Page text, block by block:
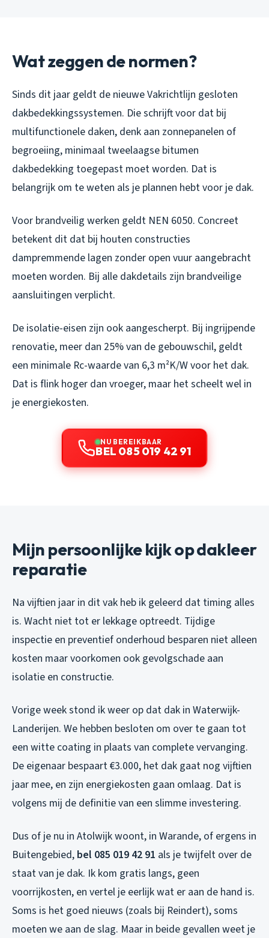
Wat zeggen de normen?
Sinds dit jaar geldt de nieuwe Vakrichtlijn gesloten
dakbedekkingssystemen. Die schrijft voor dat bij
multifunctionele daken, denk aan zonnepanelen of
begroeiing, minimaal tweelaagse bitumen
dakbedekking toegepast moet worden. Dat is
belangrijk om te weten als je plannen hebt voor je dak.
Voor brandveilig werken geldt NEN 6050. Concreet
betekent dit dat bij houten constructies
dampremmende lagen zonder open vuur aangebracht
moeten worden. Bij alle dakdetails zijn brandveilige
aansluitingen verplicht.
De isolatie-eisen zijn ook aangescherpt. Bij ingrijpende
renovatie, meer dan 25% van de gebouwschil, geldt
een minimale Rc-waarde van 6,3 m²K/W voor het dak.
Dat is flink hoger dan vroeger, maar het scheelt wel in
je energiekosten.
NU BEREIKBAAR
BEL 085 019 42 91
Mijn persoonlijke kijk op dakleer
reparatie
Na vijftien jaar in dit vak heb ik geleerd dat timing alles
is. Wacht niet tot er lekkage optreedt. Tijdige
inspectie en preventief onderhoud besparen niet alleen
kosten maar voorkomen ook gevolgschade aan
isolatie en constructie.
Vorige week stond ik weer op dat dak in Waterwijk-
Landerijen. We hebben besloten om over te gaan tot
een witte coating in plaats van complete vervanging.
De eigenaar bespaart €3.000, het dak gaat nog vijftien
jaar mee, en zijn energiekosten gaan omlaag. Dat is
volgens mij de definitie van een slimme investering.
Dus of je nu in Atolwijk woont, in Warande, of ergens in
Buitengebied, bel 085 019 42 91 als je twijfelt over de
staat van je dak. Ik kom gratis langs, geen
voorrijkosten, en vertel je eerlijk wat er aan de hand is.
Soms is het goed nieuws (zoals bij Reindert), soms
moeten we aan de slag. Maar in beide gevallen weet je